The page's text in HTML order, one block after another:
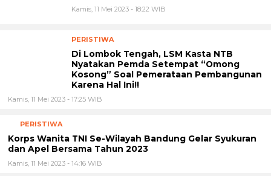
Kamis, 11 Mei 2023 - 18:22 WIB
Di Lombok Tengah, LSM Kasta NTB Nyatakan Pemda
Setempat “Omong Kosong” Soal Pemerataan
Pembangunan Karena Hal Ini!!
Kamis, 11 Mei 2023 - 17:25 WIB
Korps Wanita TNI Se-Wilayah Bandung Gelar Syukuran
dan Apel Bersama Tahun 2023
Kamis, 11 Mei 2023 - 14:16 WIB